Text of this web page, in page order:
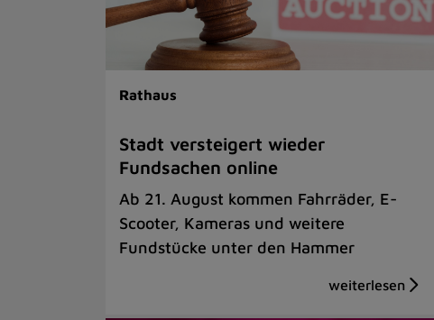
Rathaus
Stadt versteigert wieder
Fundsachen online
Ab 21. August kommen Fahrräder, E-
Scooter, Kameras und weitere
Fundstücke unter den Hammer